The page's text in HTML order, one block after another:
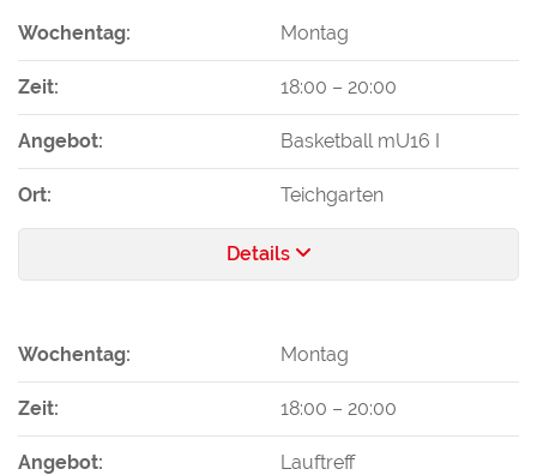
Wochentag: Montag
Zeit: 18:00 – 20:00
Angebot: Basketball mU16 I
Ort: Teichgarten
Details
Wochentag: Montag
Zeit: 18:00 – 20:00
Angebot: Lauftreff